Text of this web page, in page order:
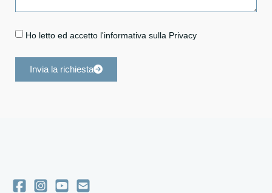
Ho letto ed accetto l'informativa sulla Privacy
Invia la richiesta